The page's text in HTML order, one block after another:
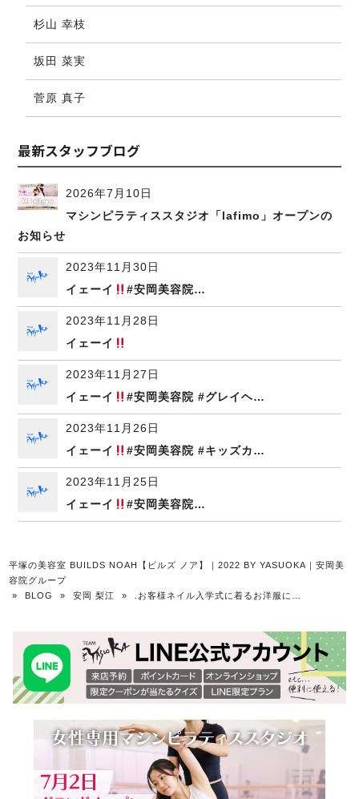
杉山 幸枝
坂田 菜実
菅原 真子
最新スタッフブログ
2026年7月10日
マシンピラティススタジオ「lafimo」オープンの
お知らせ
2023年11月30日
イェーイ
#安岡美容院…
2023年11月28日
イェーイ
2023年11月27日
イェーイ
#安岡美容院 #グレイヘ…
2023年11月26日
イェーイ
#安岡美容院 #キッズカ…
2023年11月25日
イェーイ
#安岡美容院…
平塚の美容室 BUILDS NOAH【ビルズ ノア】｜2022 BY YASUOKA｜安岡美
容院グループ
»
BLOG » 安岡 梨江 » .お客様ネイル入学式に着るお洋服に…